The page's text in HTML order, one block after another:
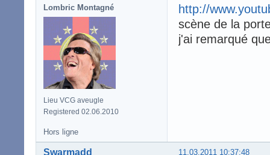
Lombric Montagné
Lieu VCG aveugle
Registered 02.06.2010
http://
scène de la
j'ai remarqué
Hors ligne
11.03.2011 10:37:48
Swarmadd